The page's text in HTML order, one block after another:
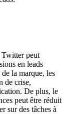
Twitter peut
en leads
la marque, les
de crise,
De plus, le
peut être réduit
sur des tâches à